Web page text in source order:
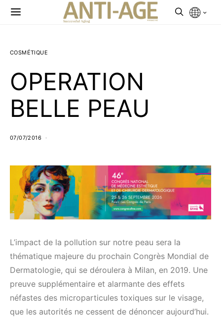
COSMÉTIQUE
OPERATION
BELLE PEAU
07/07/2016
L’impact de la pollution sur notre peau sera la
thématique majeure du prochain Congrès Mondial de
Dermatologie, qui se déroulera à Milan, en 2019. Une
preuve supplémentaire et alarmante des effets
néfastes des microparticules toxiques sur le visage,
que les autorités ne cessent de dénoncer aujourd’hui.